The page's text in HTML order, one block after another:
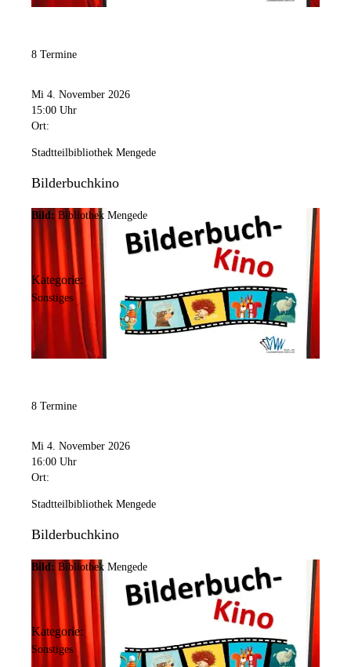
8 Termine
Mi 4. November 2026
15:00 Uhr
Ort:
Stadtteilbibliothek Mengede
Bilderbuchkino
Bild: Bibliothek Mengede
Kategorie:
Sonstiges
8 Termine
Mi 4. November 2026
16:00 Uhr
Ort:
Stadtteilbibliothek Mengede
Bilderbuchkino
Bild: Bibliothek Mengede
Kategorie:
Sonstiges